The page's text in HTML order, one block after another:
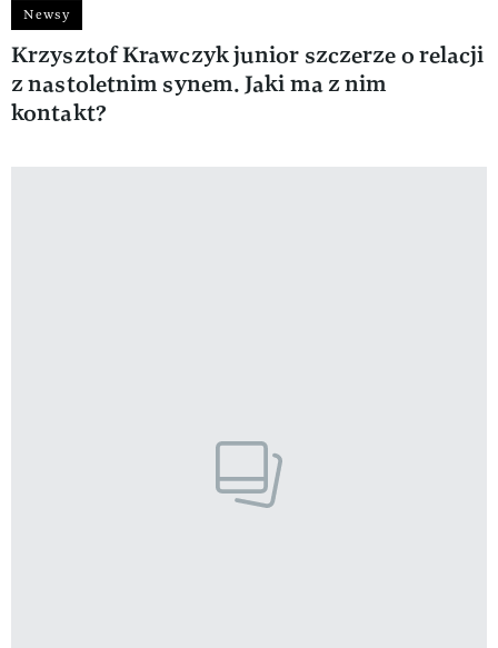
Newsy
Krzysztof Krawczyk junior szczerze o relacji
z nastoletnim synem. Jaki ma z nim
kontakt?